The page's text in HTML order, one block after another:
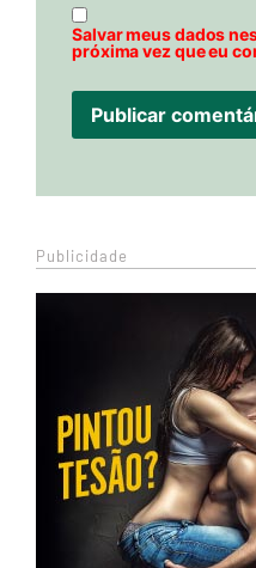
Salvar meus dados
próxima vez que eu
Publicidade